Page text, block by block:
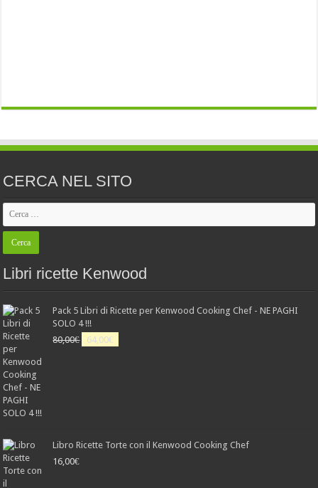
CERCA NEL SITO
Libri ricette Kenwood
Pack 5 Libri di Ricette per Kenwood Cooking Chef - NE PAGHI
SOLO 4 !!!
80,00€ 64,00€
Libro Ricette Torte con il Kenwood Cooking Chef
16,00€